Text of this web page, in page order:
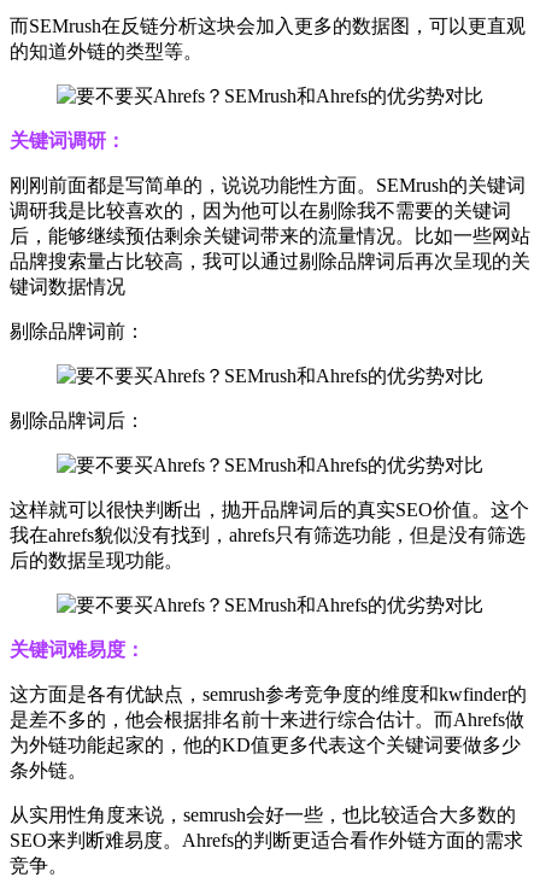
而SEMrush在反链分析这块会加入更多的数据图，可以更直观
的知道外链的类型等。
关键词调研：
刚刚前面都是写简单的，说说功能性方面。SEMrush的关键词
调研我是比较喜欢的，因为他可以在剔除我不需要的关键词
后，能够继续预估剩余关键词带来的流量情况。比如一些网站
品牌搜索量占比较高，我可以通过剔除品牌词后再次呈现的关
键词数据情况
剔除品牌词前：
剔除品牌词后：
这样就可以很快判断出，抛开品牌词后的真实SEO价值。这个
我在ahrefs貌似没有找到，ahrefs只有筛选功能，但是没有筛选
后的数据呈现功能。
关键词难易度：
这方面是各有优缺点，semrush参考竞争度的维度和kwfinder的
是差不多的，他会根据排名前十来进行综合估计。而Ahrefs做
为外链功能起家的，他的KD值更多代表这个关键词要做多少
条外链。
从实用性角度来说，semrush会好一些，也比较适合大多数的
SEO来判断难易度。Ahrefs的判断更适合看作外链方面的需求
竞争。